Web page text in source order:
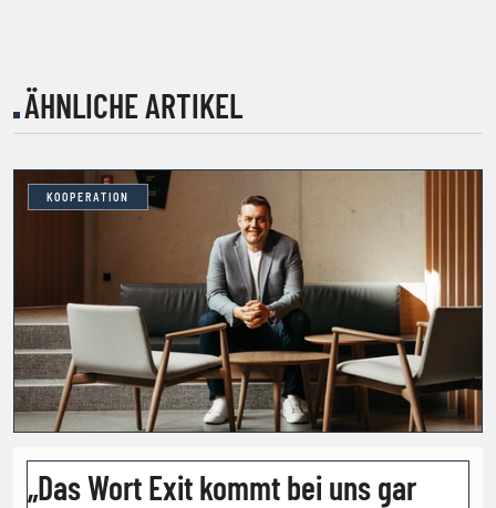
ÄHNLICHE ARTIKEL
KOOPERATION
„Das Wort Exit kommt bei uns gar